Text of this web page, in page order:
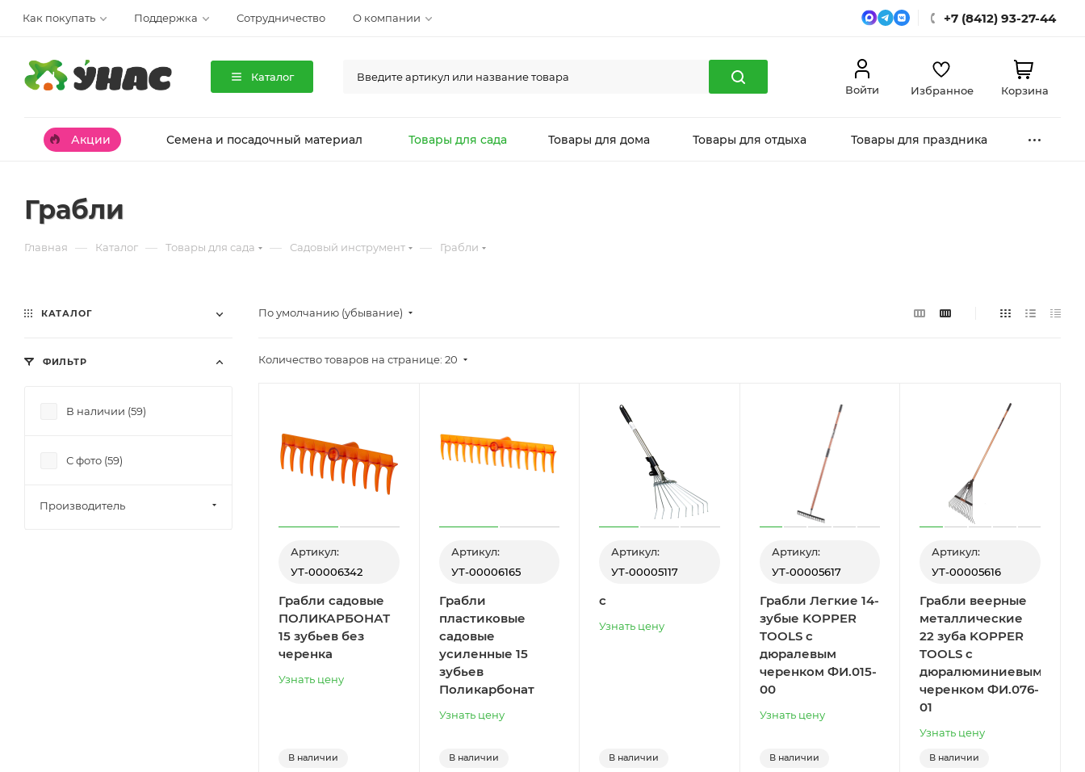
Как покупать Поддержка Сотрудничество О компании +7 (8412) 93-27-44
Каталог
Войти
Избранное Корзина
Акции Семена и посадочный материал Товары для сада Товары для дома Товары для отдыха Товары для праздника
Грабли
Главная — Каталог — Товары для сада — Садовый инструмент — Грабли
По умолчанию (убывание)
Количество товаров на странице: 20
Артикул:
УТ-00006342
Грабли садовые
ПОЛИКАРБОНАТ
15 зубьев без
черенка
Узнать цену
В наличии
Артикул:
УТ-00006165
Грабли
пластиковые
садовые
усиленные 15
зубьев
Поликарбонат
Узнать цену
В наличии
Артикул:
УТ-00005117
с
Узнать цену
В наличии
Артикул:
УТ-00005617
Грабли Легкие 14-
зубые KOPPER
TOOLS с
дюралевым
черенком ФИ.015-
00
Узнать цену
В наличии
Артикул:
УТ-00005616
Грабли веерные
металлические
22 зуба KOPPER
TOOLS с
дюралюминиевым
черенком ФИ.076-
01
Узнать цену
В наличии
КАТАЛОГ
ФИЛЬТР
В наличии (59)
С фото (59)
Производитель